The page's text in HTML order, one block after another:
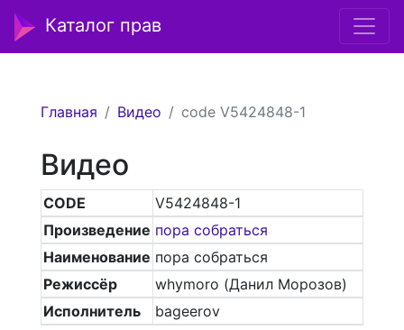
Каталог прав
Главная Видео code V5424848-1
Видео
CODE
V5424848-1
Произведение пора собраться
Наименование пора собраться
Режиссёр
whymoro (Данил Морозов)
Исполнитель
bageerov